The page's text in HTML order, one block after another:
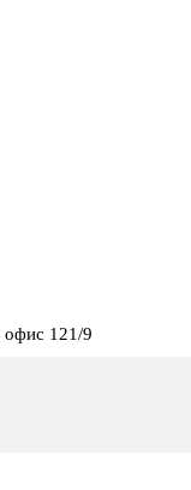
офис 121/9